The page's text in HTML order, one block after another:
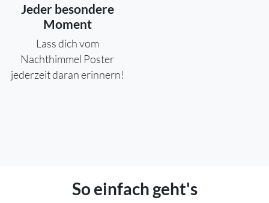
Jeder besondere
Moment
Lass dich vom
Nachthimmel Poster
jederzeit daran erinnern!
So einfach geht's